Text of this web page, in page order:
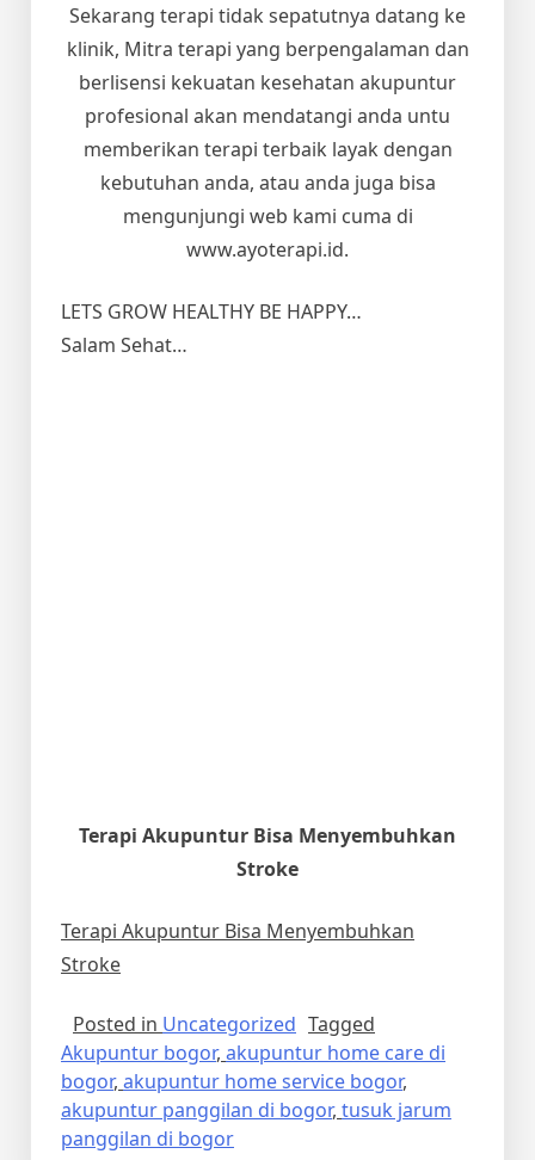
Sekarang terapi tidak sepatutnya datang ke
klinik, Mitra terapi yang berpengalaman dan
berlisensi kekuatan kesehatan akupuntur
profesional akan mendatangi anda untu
memberikan terapi terbaik layak dengan
kebutuhan anda, atau anda juga bisa
mengunjungi web kami cuma di
www.ayoterapi.id.
LETS GROW HEALTHY BE HAPPY…
Salam Sehat…
Terapi Akupuntur Bisa Menyembuhkan
Stroke
Terapi Akupuntur Bisa Menyembuhkan
Stroke
Posted in Uncategorized Tagged
Akupuntur bogor, akupuntur home care di
bogor, akupuntur home service bogor,
akupuntur panggilan di bogor, tusuk jarum
panggilan di bogor